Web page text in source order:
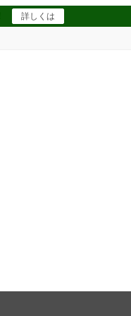
詳しくは